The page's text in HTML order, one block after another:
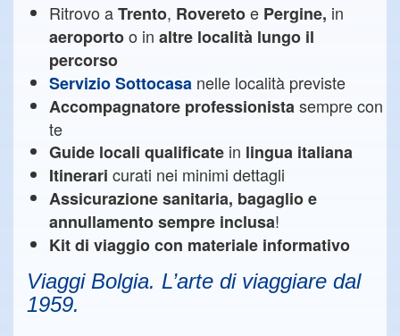
Ritrovo aTrento, Roveretoe Pergine, in
aeroportoo in altre località lungo il
percorso
Servizio Sottocasa nelle località previste
Accompagnatore professionistasempre con
te
Guide locali qualificate in lingua italiana
Itinerari curati nei minimi dettagli
Assicurazione sanitaria, bagaglio e
annullamentosempre inclusa!
Kit di viaggio con materiale informativo
Viaggi Bolgia. L’arte di viaggiare dal
1959.